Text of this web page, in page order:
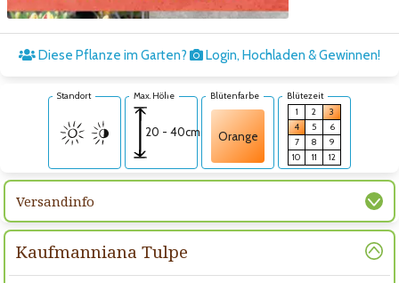
Zum nächsten Bild
Diese Pflanze im Garten? Login, Hochladen & Gewinnen!
Standort Max. Höhe
20 - 40cm
Blütenfarbe
Orange
Blütezeit
1
2
3
4
5
6
7
8
9
10
11 12
Versandinfo
Kaufmanniana Tulpe